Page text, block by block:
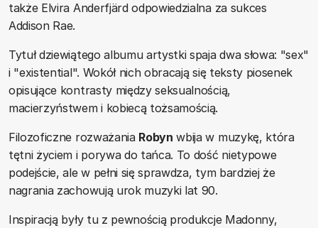
także Elvira Anderfjärd odpowiedzialna za sukces
Addison Rae.
Tytuł dziewiątego albumu artystki spaja dwa słowa: "sex"
i "existential". Wokół nich obracają się teksty piosenek
opisujące kontrasty między seksualnością,
macierzyństwem i kobiecą tożsamością.
Filozoficzne rozważania Robyn wbija w muzykę, która
tętni życiem i porywa do tańca. To dość nietypowe
podejście, ale w pełni się sprawdza, tym bardziej że
nagrania zachowują urok muzyki lat 90.
Inspiracją były tu z pewnością produkcje Madonny,